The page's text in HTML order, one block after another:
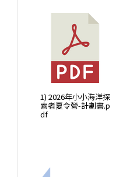
1) 2026年小小海洋探
索者夏令營-計劃書.p
df